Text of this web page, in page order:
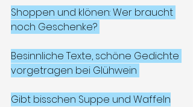
Shoppen und klönen: Wer braucht
noch Geschenke?
Besinnliche Texte, schöne Gedichte
vorgetragen bei Glühwein
Gibt bisschen Suppe und Waffeln